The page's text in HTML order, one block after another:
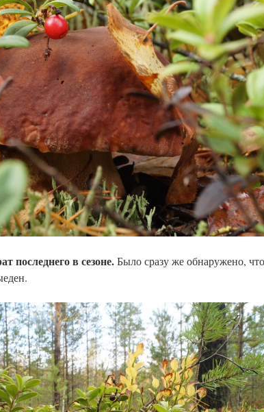
последнего в сезоне.Было сразу же обнаружено,